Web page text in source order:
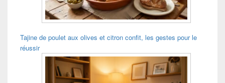
Tajine de poulet aux olives et citron confit, les gestes pour le
réussir